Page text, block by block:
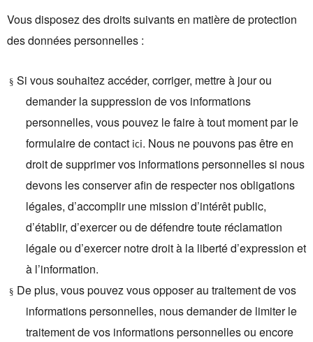
Vous disposez des droits suivants en matière de protection
des données personnelles :
§ Si vous souhaitez accéder, corriger, mettre à jour ou
demander la suppression de vos informations
personnelles, vous pouvez le faire à tout moment par le
formulaire de contact ici. Nous ne pouvons pas être en
droit de supprimer vos informations personnelles si nous
devons les conserver afin de respecter nos obligations
légales, d’accomplir une mission d’intérêt public,
d’établir, d’exercer ou de défendre toute réclamation
légale ou d’exercer notre droit à la liberté d’expression et
à l’information.
§ De plus, vous pouvez vous opposer au traitement de vos
informations personnelles, nous demander de limiter le
traitement de vos informations personnelles ou encore